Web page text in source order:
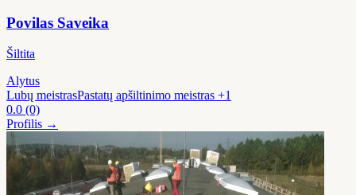
Povilas Saveika
Šiltita
Alytus
Lubų meistrasPastatų apšiltinimo meistras +1
0.0 (0)
Profilis →